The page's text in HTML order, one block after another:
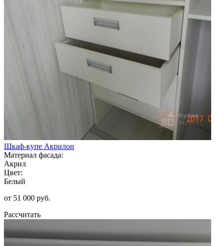
Шкаф-купе Акрилон
Материал фасада:
Акрил
Цвет:
Белый
от 51 000 руб.
Рассчитать